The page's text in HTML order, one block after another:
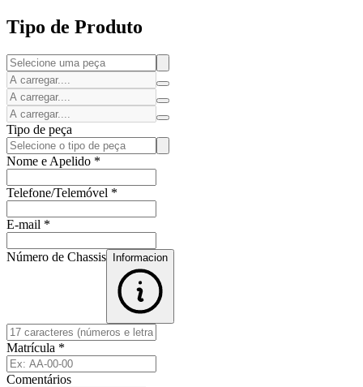
Tipo de Produto
Tipo de peça
Nome e Apelido *
Telefone/Telemóvel *
E-mail *
Número de Chassis Informacion
Matrícula *
Comentários